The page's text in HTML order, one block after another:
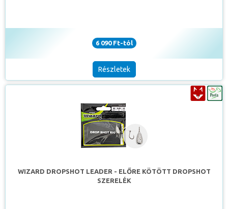
6 090 Ft-tól
Részletek
WIZARD DROPSHOT LEADER - ELŐRE KÖTÖTT DROPSHOT
SZERELÉK